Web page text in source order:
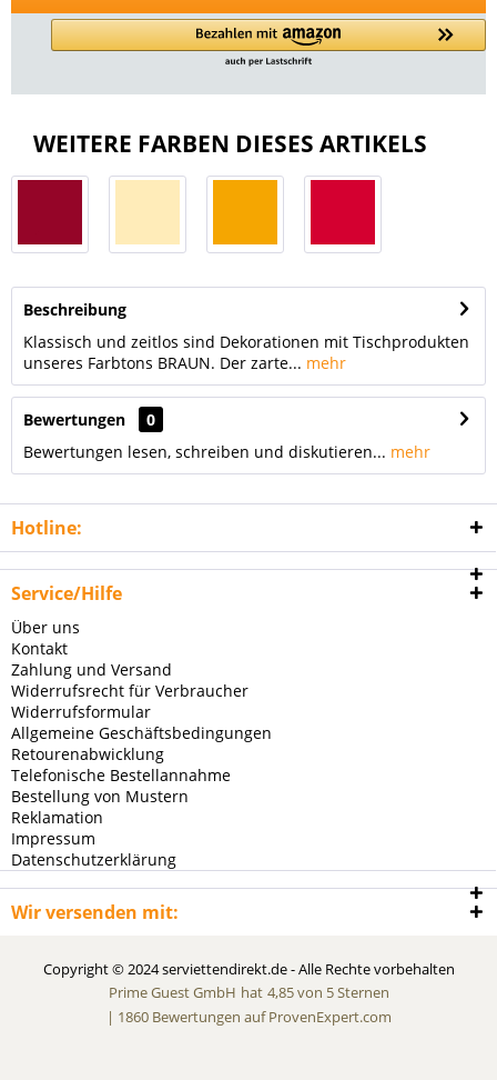
WEITERE FARBEN DIESES ARTIKELS
Beschreibung
Klassisch und zeitlos sind Dekorationen mit Tischprodukten
unseres Farbtons BRAUN. Der zarte... mehr
Bewertungen
0
Bewertungen lesen, schreiben und diskutieren... mehr
Hotline:
Service/Hilfe
Über uns
Kontakt
Zahlung und Versand
Widerrufsrecht für Verbraucher
Widerrufsformular
Allgemeine Geschäftsbedingungen
Retourenabwicklung
Telefonische Bestellannahme
Bestellung von Mustern
Reklamation
Impressum
Datenschutzerklärung
Wir versenden mit:
Copyright © 2024 serviettendirekt.de - Alle Rechte vorbehalten
Prime Guest GmbH hat 4,85von 5Sternen
| 1860Bewertungen auf ProvenExpert.com